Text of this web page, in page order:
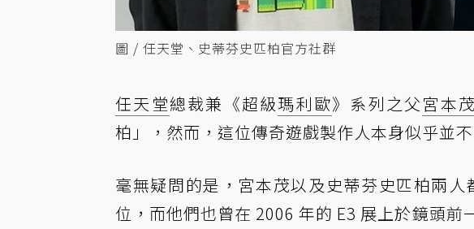
圖 / 任天堂、史蒂芬史匹柏官方社群
任天堂總裁兼《超級瑪利歐》系列之父宮本茂
柏」，然而，這位傳奇遊戲製作人本身似乎並
毫無疑問的是，宮本茂以及史蒂芬史匹柏兩
位，而他們也曾在 2006 年的 E3 展上於鏡頭